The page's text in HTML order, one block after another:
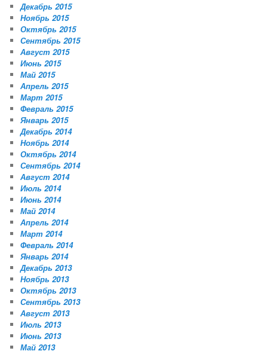
Декабрь 2015
Ноябрь 2015
Октябрь 2015
Сентябрь 2015
Август 2015
Июнь 2015
Май 2015
Апрель 2015
Март 2015
Февраль 2015
Январь 2015
Декабрь 2014
Ноябрь 2014
Октябрь 2014
Сентябрь 2014
Август 2014
Июль 2014
Июнь 2014
Май 2014
Апрель 2014
Март 2014
Февраль 2014
Январь 2014
Декабрь 2013
Ноябрь 2013
Октябрь 2013
Сентябрь 2013
Август 2013
Июль 2013
Июнь 2013
Май 2013